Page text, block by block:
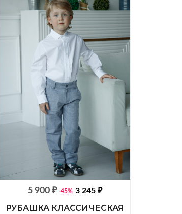
5 900 ₽ -45% 3 245 ₽
РУБАШКА КЛАССИЧЕСКАЯ